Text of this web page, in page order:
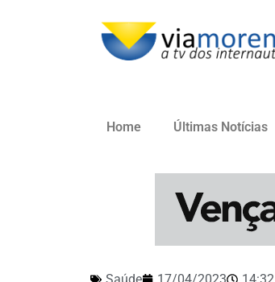
Home Últimas Notícias